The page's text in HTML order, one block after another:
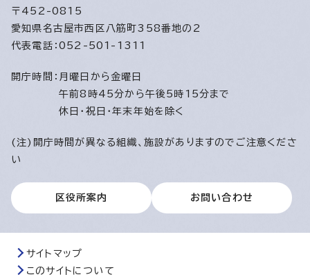
〒452-0815
愛知県名古屋市西区八筋町358番地の2
代表電話：052-501-1311
開庁時間： 月曜日から金曜日
午前8時45分から午後5時15分まで
休日・祝日・年末年始を除く
(注)開庁時間が異なる組織、施設がありますのでご注意くださ
い
区役所案内 お問い合わせ
サイトマップ
このサイトについて